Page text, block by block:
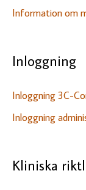
Information om
Inloggning
Inloggning 3C-
Inloggning
Kliniska